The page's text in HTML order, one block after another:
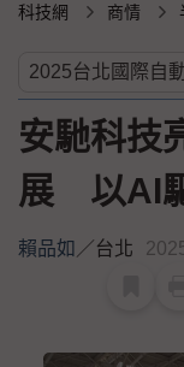
科技網 商情
安馳科技
展 以AI
賴品如 ／台北